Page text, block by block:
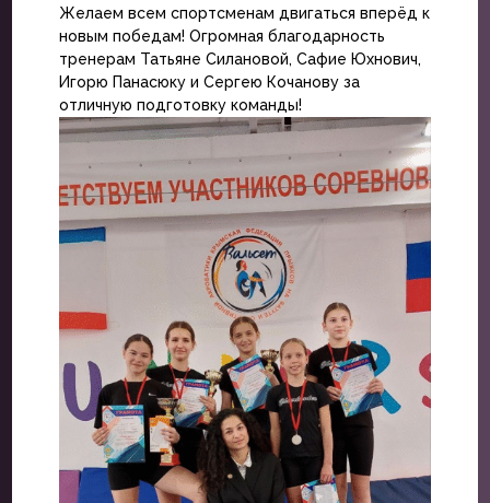
Желаем всем спортсменам двигаться вперёд к
новым победам! Огромная благодарность
тренерам Татьяне Силановой, Сафие Юхнович,
Игорю Панасюку и Сергею Кочанову за
отличную подготовку команды!